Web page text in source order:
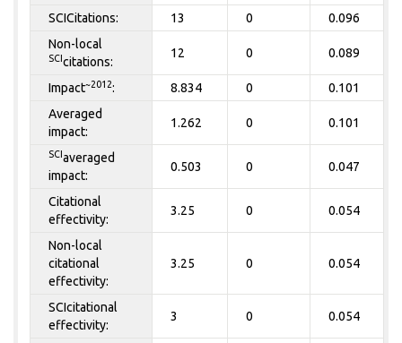
SCICitations: 13 0 0.096
Non-local
SCIcitations:
12 0 0.089
Impact~2012: 8.834 0 0.101
Averaged
impact:
1.262 0 0.101
SCIaveraged
impact:
0.503 0 0.047
Citational
effectivity:
3.25 0 0.054
Non-local
citational
effectivity:
3.25 0 0.054
SCIcitational
effectivity:
3 0 0.054